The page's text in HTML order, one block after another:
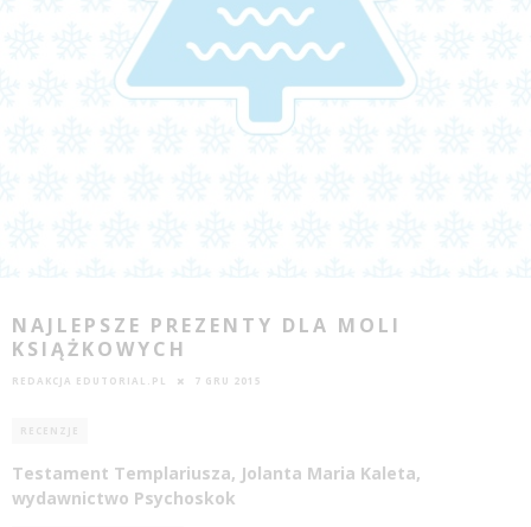
NAJLEPSZE PREZENTY DLA MOLI
KSIĄŻKOWYCH
REDAKCJA EDUTORIAL.PL 7 GRU 2015
RECENZJE
Testament Templariusza, Jolanta Maria Kaleta,
wydawnictwo Psychoskok